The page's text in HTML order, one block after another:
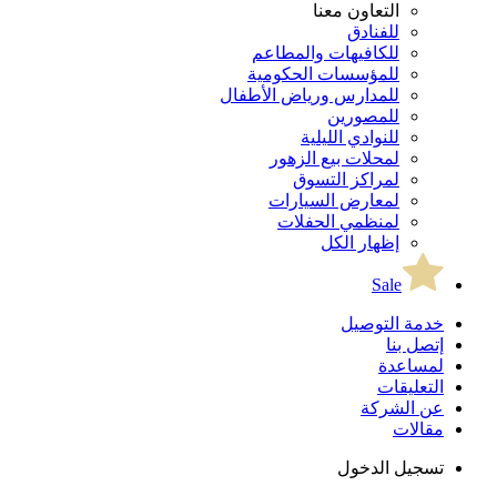
التعاون معنا
للفنادق
للكافيهات والمطاعم
للمؤسسات الحكومية
للمدارس ورياض الأطفال
للمصورين
للنوادي الليلية
لمحلات بيع الزهور
لمراكز التسوق
لمعارض السيارات
لمنظمي الحفلات
إظهار الكل
Sale
خدمة التوصيل
إتصل بنا
لمساعدة
التعليقات
عن الشركة
مقالات
تسجيل الدخول